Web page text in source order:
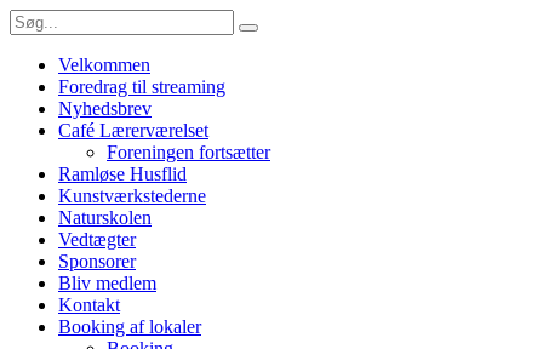
Velkommen
Foredrag til streaming
Nyhedsbrev
Café Lærerværelset
Foreningen fortsætter
Ramløse Husflid
Kunstværkstederne
Naturskolen
Vedtægter
Sponsorer
Bliv medlem
Kontakt
Booking af lokaler